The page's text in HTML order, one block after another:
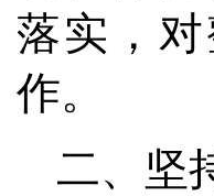
落实，
作。
二、坚